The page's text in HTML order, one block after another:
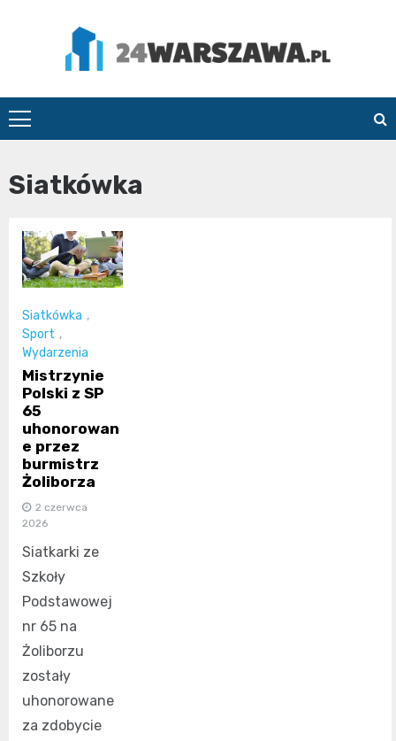
24Warszawa.pl
Siatkówka
Siatkówka ,
Sport ,
Wydarzenia
Mistrzynie
Polski z SP
65
uhonorowan
e przez
burmistrz
Żoliborza
2 czerwca
2026
Siatkarki ze
Szkoły
Podstawowej
nr 65 na
Żoliborzu
zostały
uhonorowane
za zdobycie